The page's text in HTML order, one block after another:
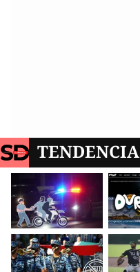
TENDENCIA